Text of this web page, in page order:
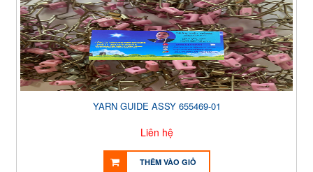
YARN GUIDE ASSY 655469-01
Liên hệ
THÊM VÀO GIỎ